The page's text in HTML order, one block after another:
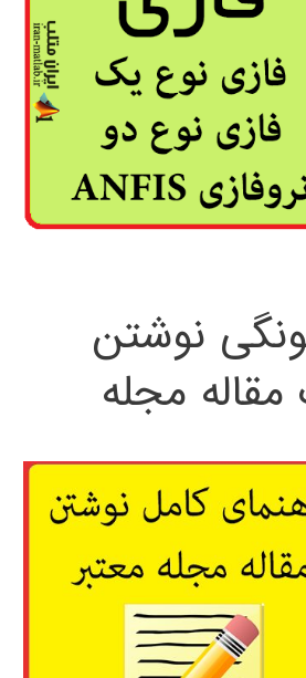
نوشتن
مجله